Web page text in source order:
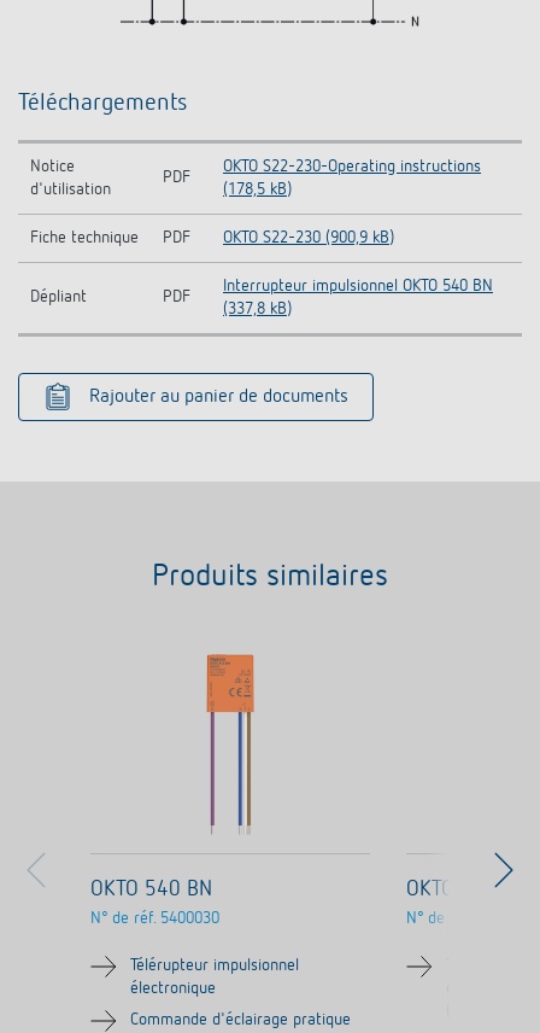
Téléchargements
Notice
d'utilisation
PDF
OKTO S22-230-Operating instructions
(178,5 kB)
Fiche technique PDF OKTO S22-230 (900,9 kB)
Dépliant PDF
Interrupteur impulsionnel OKTO 540 BN
(337,8 kB)
Rajouter au panier de documents
Produits similaires
OKTO 540 BN
N° de réf. 5400030
Télérupteur impulsionnel
électronique
Commande d'éclairage pratique
OKTO ES12-
N° de réf.